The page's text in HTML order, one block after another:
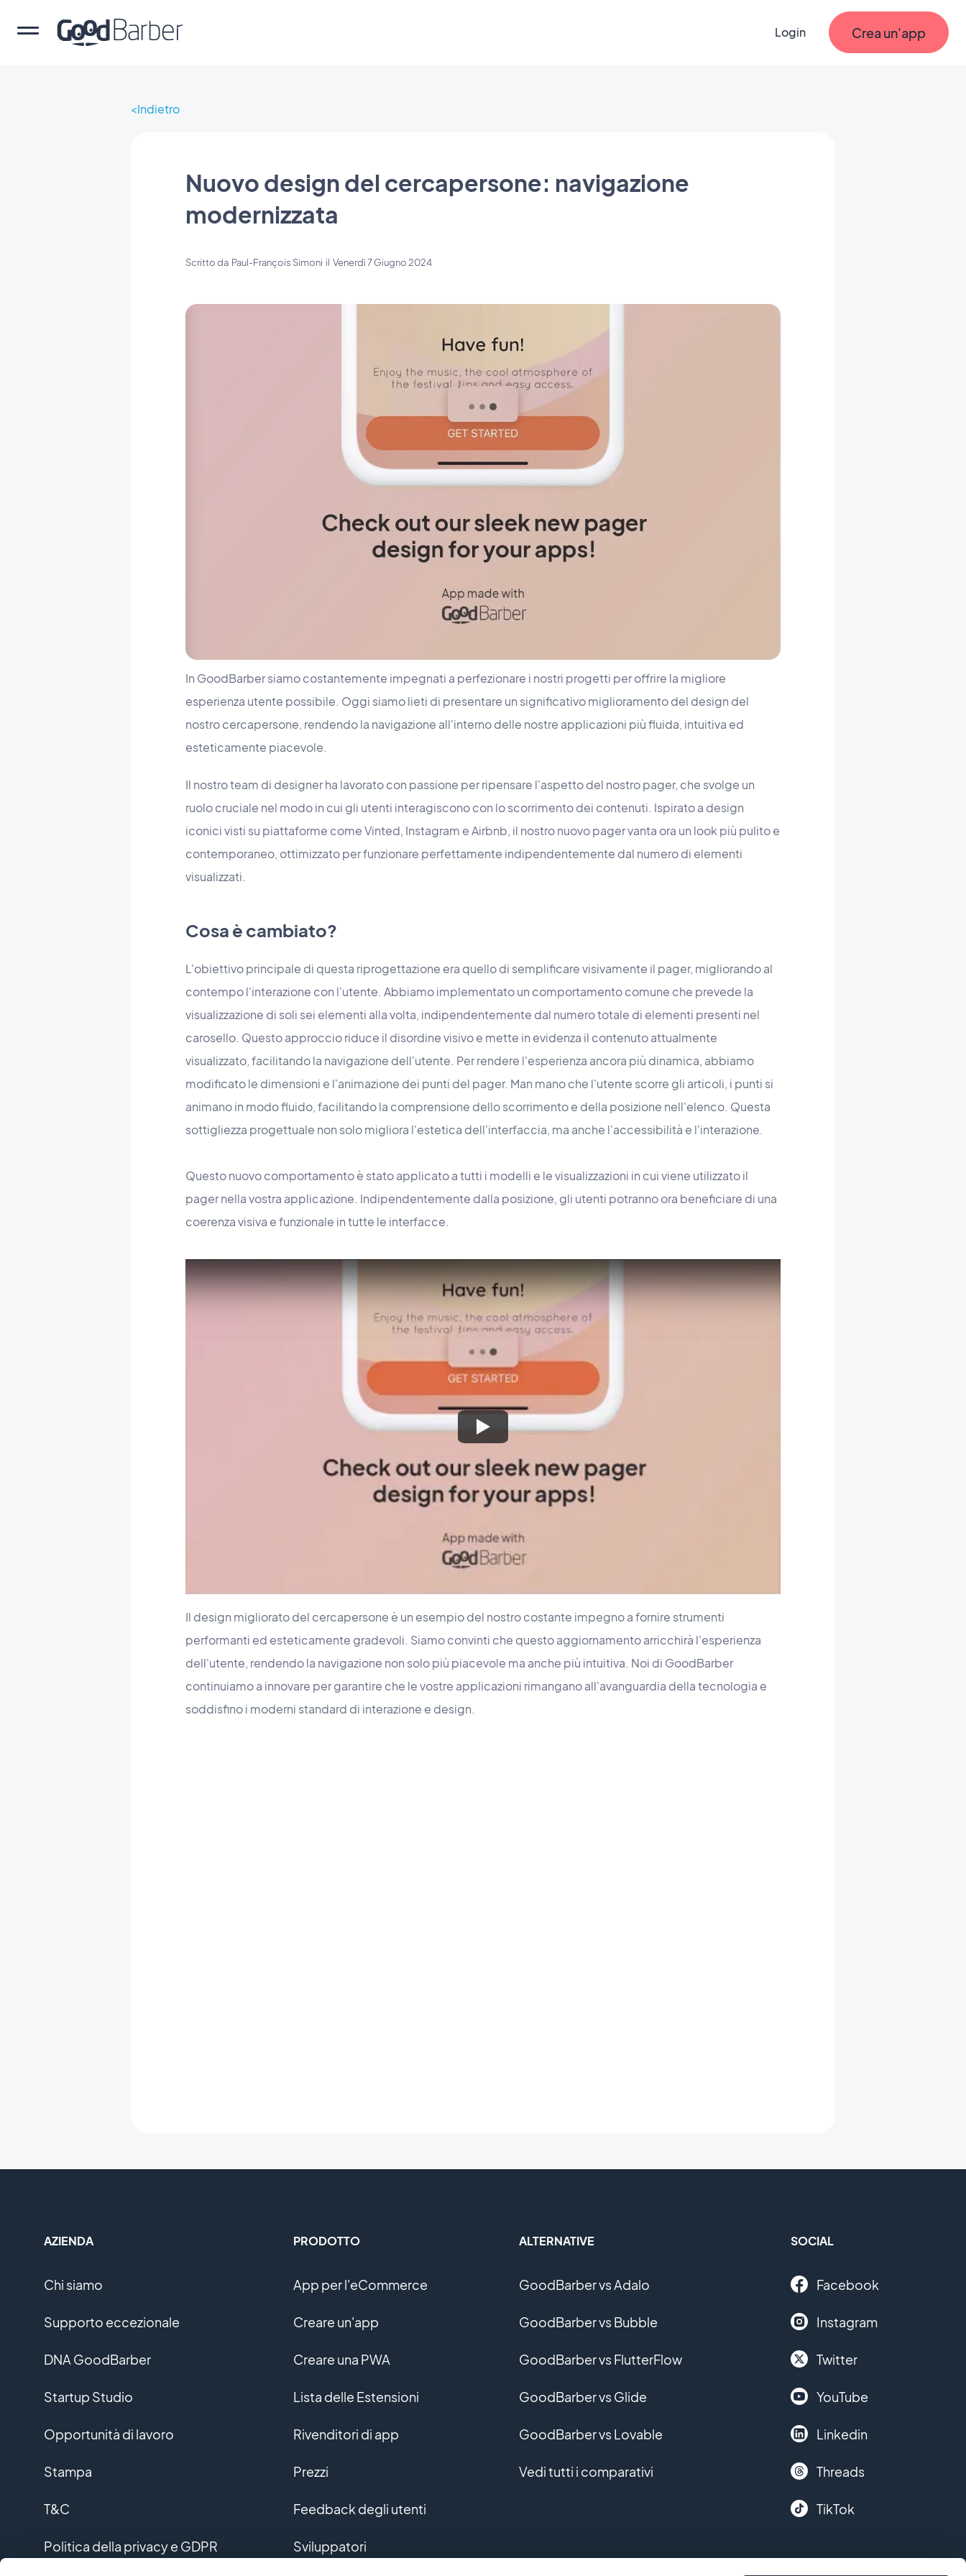
Login Crea un'app
Indietro
Nuovo design del cercapersone: navigazione
modernizzata
Scritto da Paul-François Simoni il Venerdì 7 Giugno 2024
In GoodBarber siamo costantemente impegnati a perfezionare i nostri progetti per offrire la migliore
esperienza utente possibile. Oggi siamo lieti di presentare un significativo miglioramento del design del
nostro cercapersone, rendendo la navigazione all'interno delle nostre applicazioni più fluida, intuitiva ed
esteticamente piacevole.
Il nostro team di designer ha lavorato con passione per ripensare l'aspetto del nostro pager, che svolge un
ruolo cruciale nel modo in cui gli utenti interagiscono con lo scorrimento dei contenuti. Ispirato a design
iconici visti su piattaforme come Vinted, Instagram e Airbnb, il nostro nuovo pager vanta ora un look più pulito e
contemporaneo, ottimizzato per funzionare perfettamente indipendentemente dal numero di elementi
visualizzati.
Cosa è cambiato?
L'obiettivo principale di questa riprogettazione era quello di semplificare visivamente il pager, migliorando al
contempo l'interazione con l'utente. Abbiamo implementato un comportamento comune che prevede la
visualizzazione di soli sei elementi alla volta, indipendentemente dal numero totale di elementi presenti nel
carosello. Questo approccio riduce il disordine visivo e mette in evidenza il contenuto attualmente
visualizzato, facilitando la navigazione dell'utente. Per rendere l'esperienza ancora più dinamica, abbiamo
modificato le dimensioni e l'animazione dei punti del pager. Man mano che l'utente scorre gli articoli, i punti si
animano in modo fluido, facilitando la comprensione dello scorrimento e della posizione nell'elenco. Questa
sottigliezza progettuale non solo migliora l'estetica dell'interfaccia, ma anche l'accessibilità e l'interazione.
Questo nuovo comportamento è stato applicato a tutti i modelli e le visualizzazioni in cui viene utilizzato il
pager nella vostra applicazione. Indipendentemente dalla posizione, gli utenti potranno ora beneficiare di una
coerenza visiva e funzionale in tutte le interfacce.
Il design migliorato del cercapersone è un esempio del nostro costante impegno a fornire strumenti
performanti ed esteticamente gradevoli. Siamo convinti che questo aggiornamento arricchirà l'esperienza
dell'utente, rendendo la navigazione non solo più piacevole ma anche più intuitiva. Noi di GoodBarber
continuiamo a innovare per garantire che le vostre applicazioni rimangano all'avanguardia della tecnologia e
soddisfino i moderni standard di interazione e design.
AZIENDA
Chi siamo
Supporto eccezionale
DNA GoodBarber
Startup Studio
Opportunità di lavoro
Stampa
T&C
Politica della privacy e GDPR
PRODOTTO
App per l'eCommerce
Creare un'app
Creare una PWA
Lista delle Estensioni
Rivenditori di app
Prezzi
Feedback degli utenti
Sviluppatori
ALTERNATIVE
GoodBarber vs Adalo
GoodBarber vs Bubble
GoodBarber vs FlutterFlow
GoodBarber vs Glide
GoodBarber vs Lovable
Vedi tutti i comparativi
SOCIAL
Facebook
Instagram
Twitter
YouTube
Linkedin
Threads
TikTok